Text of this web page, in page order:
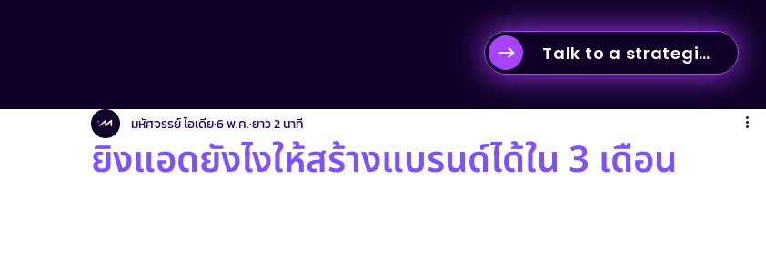
Talk to a strategist
E-commerce & Business Strategy
ยิงแอดยังไงให้สร้างแบรนด์ได้ใน 3 เดือน
มหัศจรรย์ ไอเดีย6 พ.ค.ยาว 2 นาที